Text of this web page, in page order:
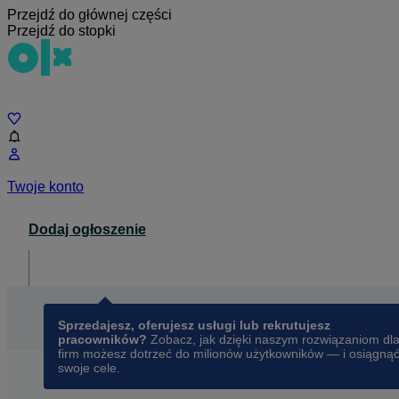
Przejdź do głównej części
Przejdź do stopki
Twoje konto
Dodaj ogłoszenie
Sprzedajesz, oferujesz usługi lub rekrutujesz
pracowników? Zobacz, jak dzięki naszym rozwiązaniom dla
firm możesz dotrzeć do milionów użytkowników — i osiągnąć
swoje cele.